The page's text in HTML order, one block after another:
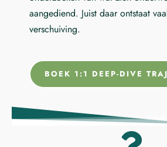
aangediend. Juist daar ontstaat
verschuiving.
BOEK 1:1 DEEP-DIVE